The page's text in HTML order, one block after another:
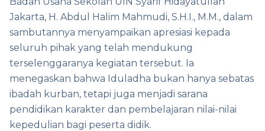
Jakarta, H. Abdul Halim Mahmudi, S.H.I., M.M., dalam
sambutannya menyampaikan apresiasi kepada
seluruh pihak yang telah mendukung
terselenggaranya kegiatan tersebut. Ia
menegaskan bahwa Iduladha bukan hanya sebatas
ibadah kurban, tetapi juga menjadi sarana
pendidikan karakter dan pembelajaran nilai-nilai
kepedulian bagi peserta didik.